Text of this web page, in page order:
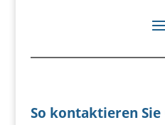
So kontaktieren Sie